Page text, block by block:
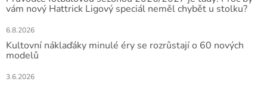
vám nový Hattrick Ligový speciál neměl chybět u stolku?
6.8.2026
Kultovní náklaďáky minulé éry se rozrůstají o 60 nových
modelů
3.6.2026